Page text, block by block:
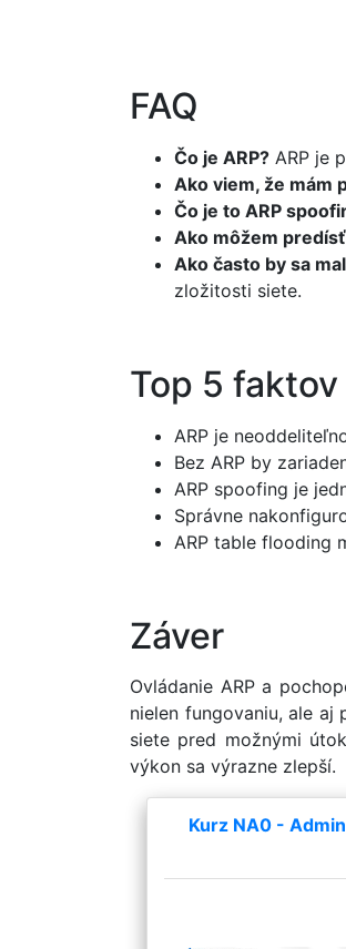
FAQ
Čo je ARP? ARP je
Ako viem, že mám
Čo je to ARP
Ako môžem
Ako často by sa
zložitosti siete.
Top 5 faktov
ARP je
Bez ARP by
ARP spoofing je
Správne
ARP table flooding
Záver
Ovládanie ARP a
nielen fungovaniu, ale aj
siete pred možnými
výkon sa výrazne zlepší.
Kurz NA0 -